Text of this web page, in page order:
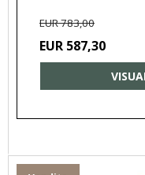
EUR 783,00
EUR 587,30